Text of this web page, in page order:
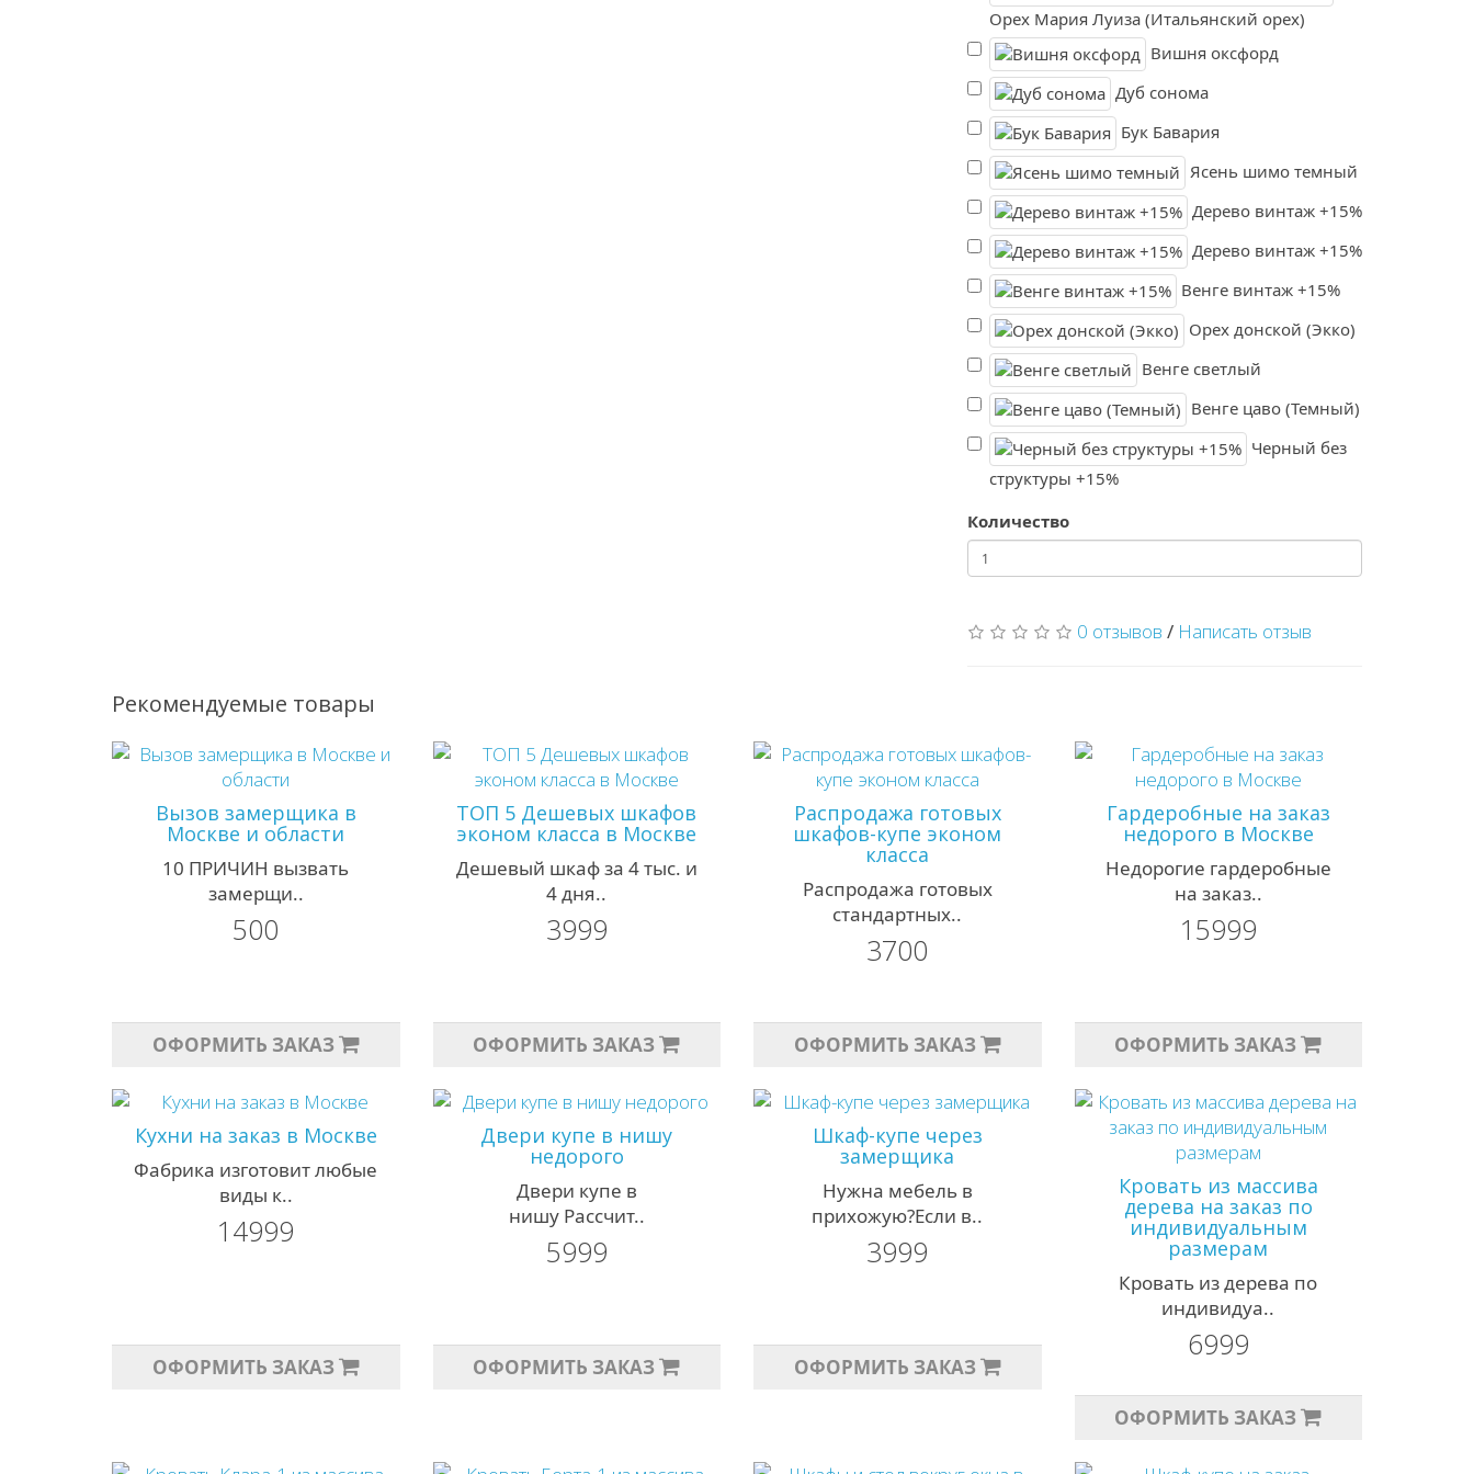
Орех Мария Луиза (Итальянский орех)
Вишня оксфорд
Дуб сонома
Бук Бавария
Ясень шимо темный
Дерево винтаж +15%
Дерево винтаж +15%
Венге винтаж +15%
Орех донской (Экко)
Венге светлый
Венге цаво (Темный)
Черный без
структуры +15%
Количество
0 отзывов / Написать отзыв
Рекомендуемые товары
Вызов замерщика в
Москве и области
10 ПРИЧИН вызвать
замерщи..
500
ОФОРМИТЬ ЗАКАЗ
ТОП 5 Дешевых шкафов
эконом класса в Москве
Дешевый шкаф за 4 тыс. и
4 дня..
3999
ОФОРМИТЬ ЗАКАЗ
Распродажа готовых
шкафов-купе эконом
класса
Распродажа готовых
стандартных..
3700
ОФОРМИТЬ ЗАКАЗ
Гардеробные на заказ
недорого в Москве
Недорогие гардеробные
на заказ..
15999
ОФОРМИТЬ ЗАКАЗ
Кухни на заказ в Москве
Фабрика изготовит любые
виды к..
14999
ОФОРМИТЬ ЗАКАЗ
Двери купе в нишу
недорого
Двери купе в
нишу Рассчит..
5999
ОФОРМИТЬ ЗАКАЗ
Шкаф-купе через
замерщика
Нужна мебель в
прихожую?Если в..
3999
ОФОРМИТЬ ЗАКАЗ
Кровать из массива
дерева на заказ по
индивидуальным
размерам
Кровать из дерева по
индивидуа..
6999
ОФОРМИТЬ ЗАКАЗ